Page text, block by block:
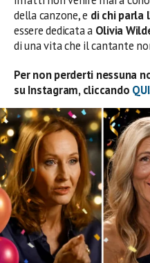
della canzone, e di chi parla
essere dedicata a Olivia
di una vita che il cantante
Per non perderti nessuna
su Instagram, cliccando QUI